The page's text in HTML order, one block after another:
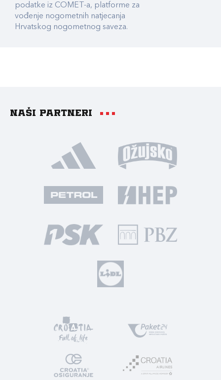
podatke iz COMET-a, platforme za
vođenje nogometnih natjecanja
Hrvatskog nogometnog saveza.
Naši partneri